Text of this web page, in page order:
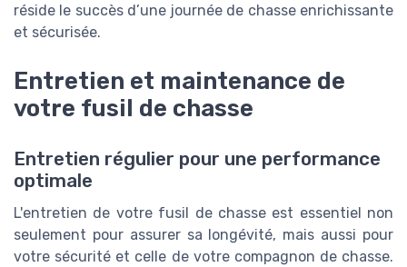
réside le succès d’une journée de chasse enrichissante
et sécurisée.
Entretien et maintenance de
votre fusil de chasse
Entretien régulier pour une performance
optimale
L'entretien de votre fusil de chasse est essentiel non
seulement pour assurer sa longévité, mais aussi pour
votre sécurité et celle de votre compagnon de chasse.